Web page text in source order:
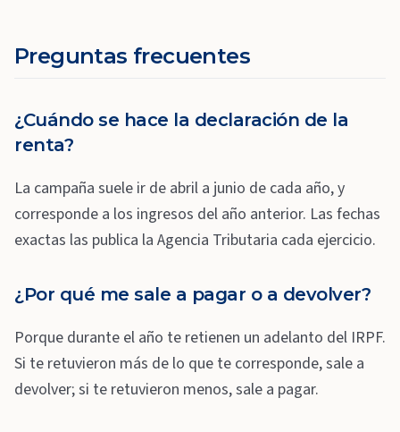
Preguntas frecuentes
¿Cuándo se hace la declaración de la
renta?
La campaña suele ir de abril a junio de cada año, y
corresponde a los ingresos del año anterior. Las fechas
exactas las publica la Agencia Tributaria cada ejercicio.
¿Por qué me sale a pagar o a devolver?
Porque durante el año te retienen un adelanto del IRPF.
Si te retuvieron más de lo que te corresponde, sale a
devolver; si te retuvieron menos, sale a pagar.